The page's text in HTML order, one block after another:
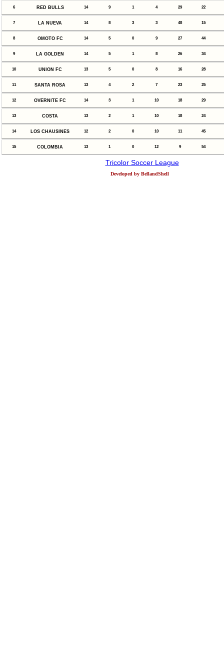
6 RED BULLS 14 9 1 4 29 22
7 LA NUEVA 14 8 3 3 48 15
8 OMOTO FC 14 5 0 9 27 44
9 LA GOLDEN 14 5 1 8 26 34
10 UNION FC 13 5 0 8 16 28
11 SANTA ROSA 13 4 2 7 23 25
12 OVERNITE FC 14 3 1 10 18 29
13 COSTA 13 2 1 10 18 24
14 LOS CHAUSINES 12 2 0 10 11 45
15 COLOMBIA 13 1 0 12 9 54
Tricolor Soccer League
Developed by BellandShell